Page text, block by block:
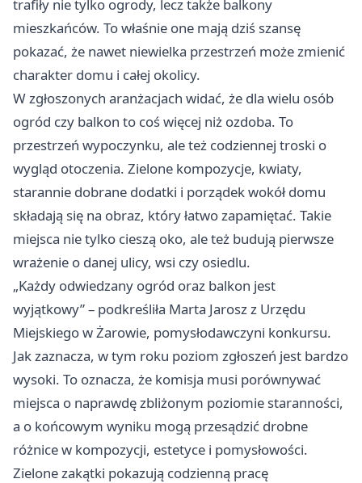
trafiły nie tylko ogrody, lecz także balkony
mieszkańców. To właśnie one mają dziś szansę
pokazać, że nawet niewielka przestrzeń może zmienić
charakter domu i całej okolicy.
W zgłoszonych aranżacjach widać, że dla wielu osób
ogród czy balkon to coś więcej niż ozdoba. To
przestrzeń wypoczynku, ale też codziennej troski o
wygląd otoczenia. Zielone kompozycje, kwiaty,
starannie dobrane dodatki i porządek wokół domu
składają się na obraz, który łatwo zapamiętać. Takie
miejsca nie tylko cieszą oko, ale też budują pierwsze
wrażenie o danej ulicy, wsi czy osiedlu.
„Każdy odwiedzany ogród oraz balkon jest
wyjątkowy” – podkreśliła Marta Jarosz z Urzędu
Miejskiego w Żarowie, pomysłodawczyni konkursu.
Jak zaznacza, w tym roku poziom zgłoszeń jest bardzo
wysoki. To oznacza, że komisja musi porównywać
miejsca o naprawdę zbliżonym poziomie staranności,
a o końcowym wyniku mogą przesądzić drobne
różnice w kompozycji, estetyce i pomysłowości.
Zielone zakątki pokazują codzienną pracę